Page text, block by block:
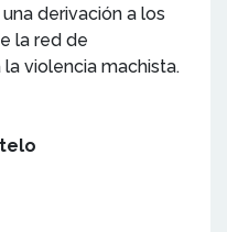
derivación a los
la red de
violencia machista.